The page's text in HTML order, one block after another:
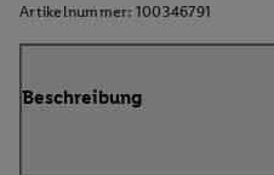
Artikelnummer: 100346791
Beschreibung